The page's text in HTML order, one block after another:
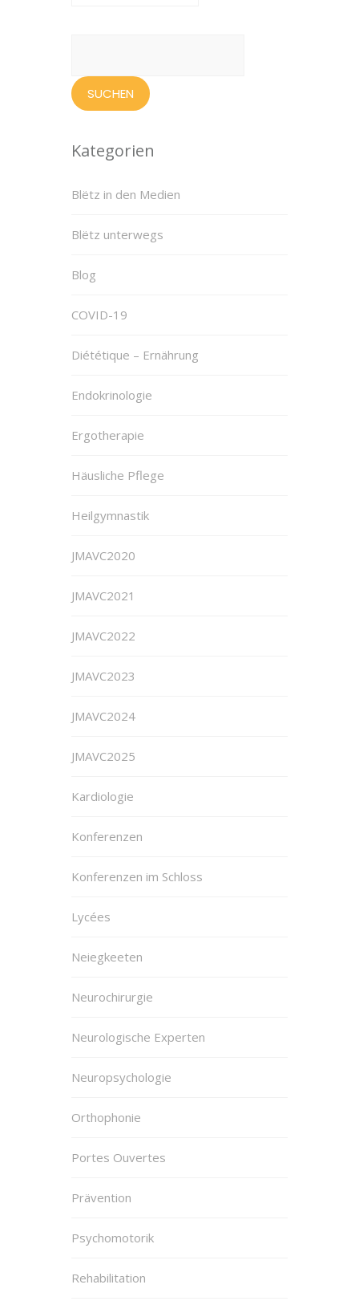
Kategorien
Blëtz in den Medien
Blëtz unterwegs
Blog
COVID-19
Diététique – Ernährung
Endokrinologie
Ergotherapie
Häusliche Pflege
Heilgymnastik
JMAVC2020
JMAVC2021
JMAVC2022
JMAVC2023
JMAVC2024
JMAVC2025
Kardiologie
Konferenzen
Konferenzen im Schloss
Lycées
Neiegkeeten
Neurochirurgie
Neurologische Experten
Neuropsychologie
Orthophonie
Portes Ouvertes
Prävention
Psychomotorik
Rehabilitation